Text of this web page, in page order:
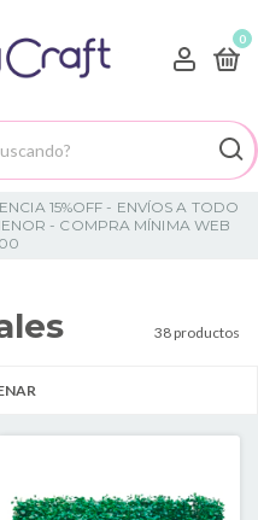
0
15%OFF - ENVÍOS A TODO
- COMPRA MÍNIMA WEB
38 productos